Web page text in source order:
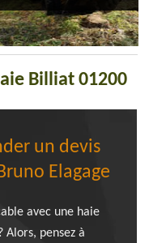
Billiat 01200
un devis
Elagage
avec une haie
Alors, pensez à